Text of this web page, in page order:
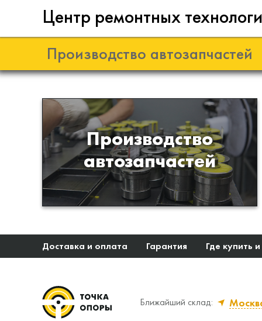
Центр ремонтных
Производство автозапчастей
Производство
автозапчастей
Разработка и
производство деталей из
эластомеров для подвески
автомобиля
Доставка и оплата Гарантия Где купить
Ближайший склад: